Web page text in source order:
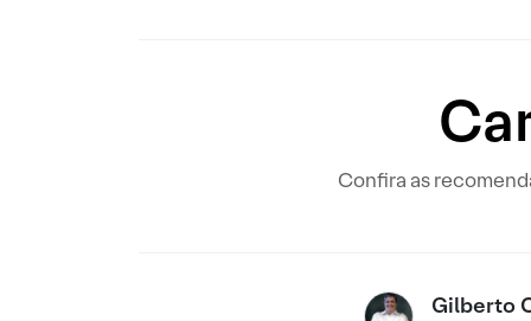
Confira as
Gilberto